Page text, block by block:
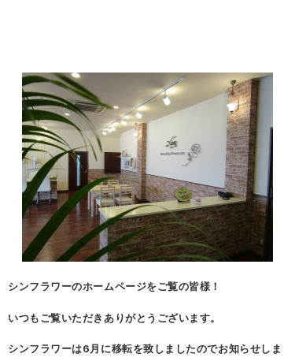
シンフラワーのホームページをご覧の皆様！
いつもご覧いただきありがとうございます。
シンフラワーは6月に移転を致しましたのでお知らせしま